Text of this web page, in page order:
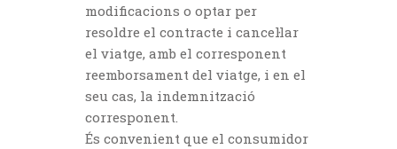
modificacions o optar per
resoldre el contracte i cancel·lar
el viatge, amb el corresponent
reemborsament del viatge, i en el
seu cas, la indemnització
corresponent.
És convenient que el consumidor